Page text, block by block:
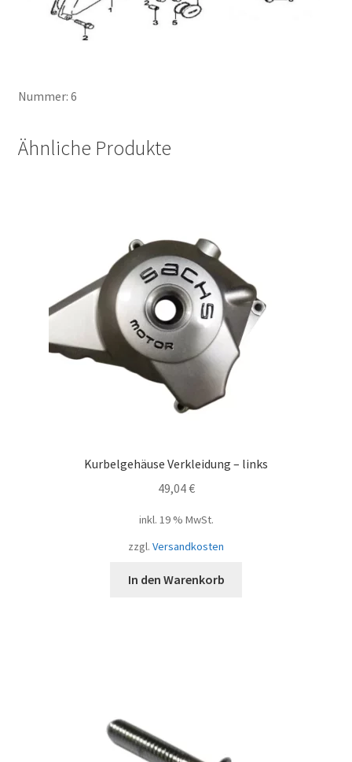
Nummer: 6
Ähnliche Produkte
Kurbelgehäuse Verkleidung – links
49,04€
inkl. 19 % MwSt.
zzgl. Versandkosten
In den Warenkorb